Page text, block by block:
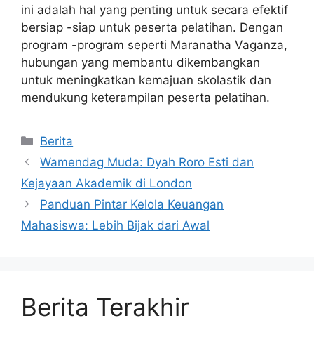
ini adalah hal yang penting untuk secara efektif
bersiap -siap untuk peserta pelatihan. Dengan
program -program seperti Maranatha Vaganza,
hubungan yang membantu dikembangkan
untuk meningkatkan kemajuan skolastik dan
mendukung keterampilan peserta pelatihan.
Kategori
Berita
Wamendag Muda: Dyah Roro Esti dan
Kejayaan Akademik di London
Panduan Pintar Kelola Keuangan
Mahasiswa: Lebih Bijak dari Awal
Berita Terakhir